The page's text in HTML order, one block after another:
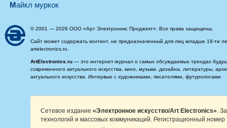
майкл муркок
© 2001 — 2026 ООО «Арт Электроникс Проджект». Все права защищены.
Сайт может содержать контент, не предназначенный для лиц младше 18-ти
artelectronics.ru.
ArtElectronics.ru — это интернет-журнал о самых обсуждаемых трендах
современного актуального искусства, кино, музыки, дизайна, литературы,
актуального искусства. Интервью с художниками, писателями, футурологами
Сетевое издание «Электронное искусство/Art Electronics» .
технологий и массовых коммуникаций. Регистрационный